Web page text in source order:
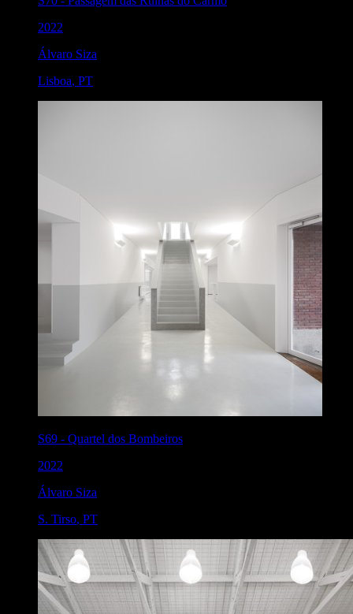
2022
Álvaro Siza
Lisboa, PT
S69 - Quartel dos Bombeiros
2022
Álvaro Siza
S. Tirso, PT